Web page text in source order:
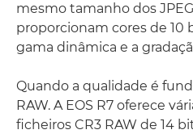
mesmo tamanho dos
proporcionam cores de 10
gama dinâmica e a
Quando a qualidade é
RAW. A EOS R7 oferece
ficheiros CR3 RAW de 14